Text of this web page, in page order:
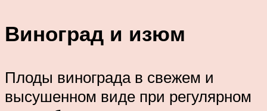
Виноград и изюм
Плоды винограда в свежем и
высушенном виде при регулярном